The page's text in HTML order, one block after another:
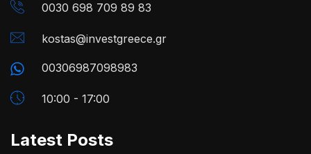
0030 698 709 89 83
kostas@investgreece.gr
00306987098983
10:00 - 17:00
Latest Posts